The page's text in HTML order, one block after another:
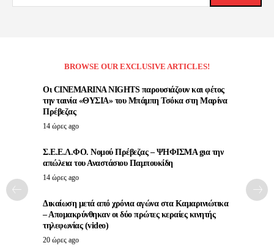
BROWSE OUR EXCLUSIVE ARTICLES!
Οι CINEMARINA NIGHTS παρουσιάζουν και φέτος
την ταινία «ΘΥΣΙΑ» του Μπάμπη Τσόκα στη Μαρίνα
Πρέβεζας
14 ώρες ago
Σ.Ε.Ε.Λ.ΦΟ. Νομού Πρέβεζας – ΨΗΦΙΣΜΑ gια την
απώλεια του Αναστάσιου Παμπουκίδη
14 ώρες ago
Δικαίωση μετά από χρόνια αγώνα στα Καμαρινιώτικα
– Απομακρύνθηκαν οι δύο πρώτες κεραίες κινητής
τηλεφωνίας (video)
20 ώρες ago